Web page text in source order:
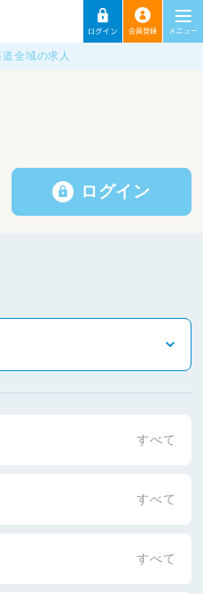
道全域の求人
ログイン
すべて
すべて
すべて